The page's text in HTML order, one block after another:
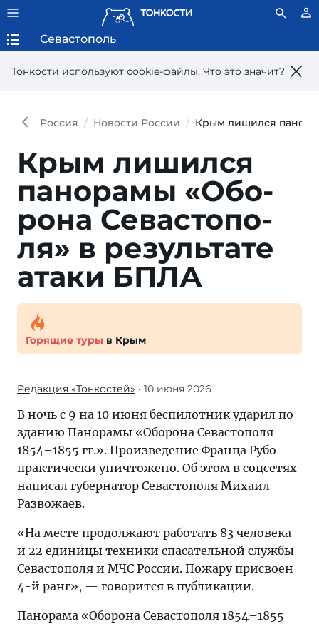
Тонкости используют сookie-файлы. Что это значит?
Севастополь
Россия Новости России Крым лишился
Крым лишился
па­но­ра­мы «Обо­
ро­на Се­вас­то­по­
ля» в ре­зуль­та­те
ата­ки БПЛА
Горящие туры в Крым
Редакция «Тонкостей» • 10 июня 2026
В ночь с 9 на 10 июня беспилотник ударил по
зданию Панорамы «Оборона Севастополя
1854–1855 гг.». Произведение Франца Рубо
практически уничтожено. Об этом в соцсетях
написал губернатор Севастополя Михаил
Развожаев.
«На месте продолжают работать 83 человека
и 22 единицы техники спасательной службы
Севастополя и МЧС России. Пожару присвоен
4-й ранг», — говорится в публикации.
Панорама «Оборона Севастополя 1854–1855